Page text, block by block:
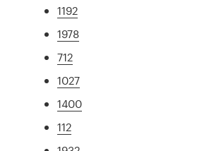
1192
1978
712
1027
1400
112